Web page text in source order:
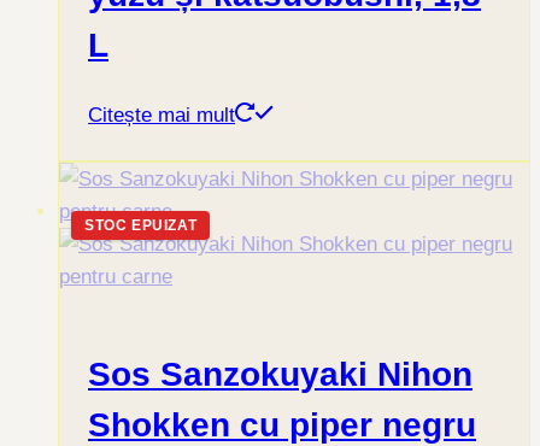
L
Citește mai mult
STOC EPUIZAT
Sos Sanzokuyaki Nihon
Shokken cu piper negru